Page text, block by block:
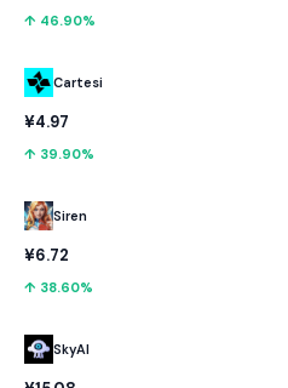
↑ 46.90%
Cartesi
¥4.97
↑ 39.90%
Siren
¥6.72
↑ 38.60%
SkyAI